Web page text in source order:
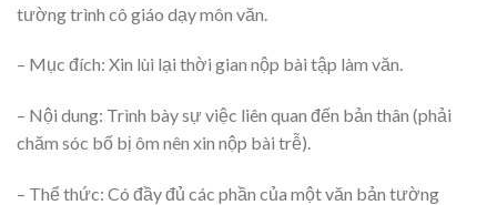
tường trình cô giáo dạy môn văn.
– Mục đích: Xin lùi lại thời gian nộp bài tập làm văn.
– Nội dung: Trình bày sự việc liên quan đến bản thân (phải
chăm sóc bố bị ôm nên xin nộp bài trễ).
– Thể thức: Có đầy đủ các phần của một văn bản tường